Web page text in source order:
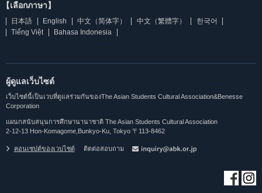
【เลือกภาษา】
日本語 English 中文（简体字） 中文（繁體字）
한국어
Tiếng Việt
Bahasa Indonesia
ผู้ดูแลเว็บไซต์
เว็บไซต์นี้เป็นเวบที่ดูแลร่วมกันของThe Asian Students Cultural Association&Benesse
Corporation
แผนกสนับสนุนการศึกษานานาชาติ The Asian Students Cultural Association
2-12-13 Hon-Komagome,Bunkyo-Ku, Tokyo 〒113-8462
คอนเซปต์ของเวบไซต์ ติดต่อสอบถาม